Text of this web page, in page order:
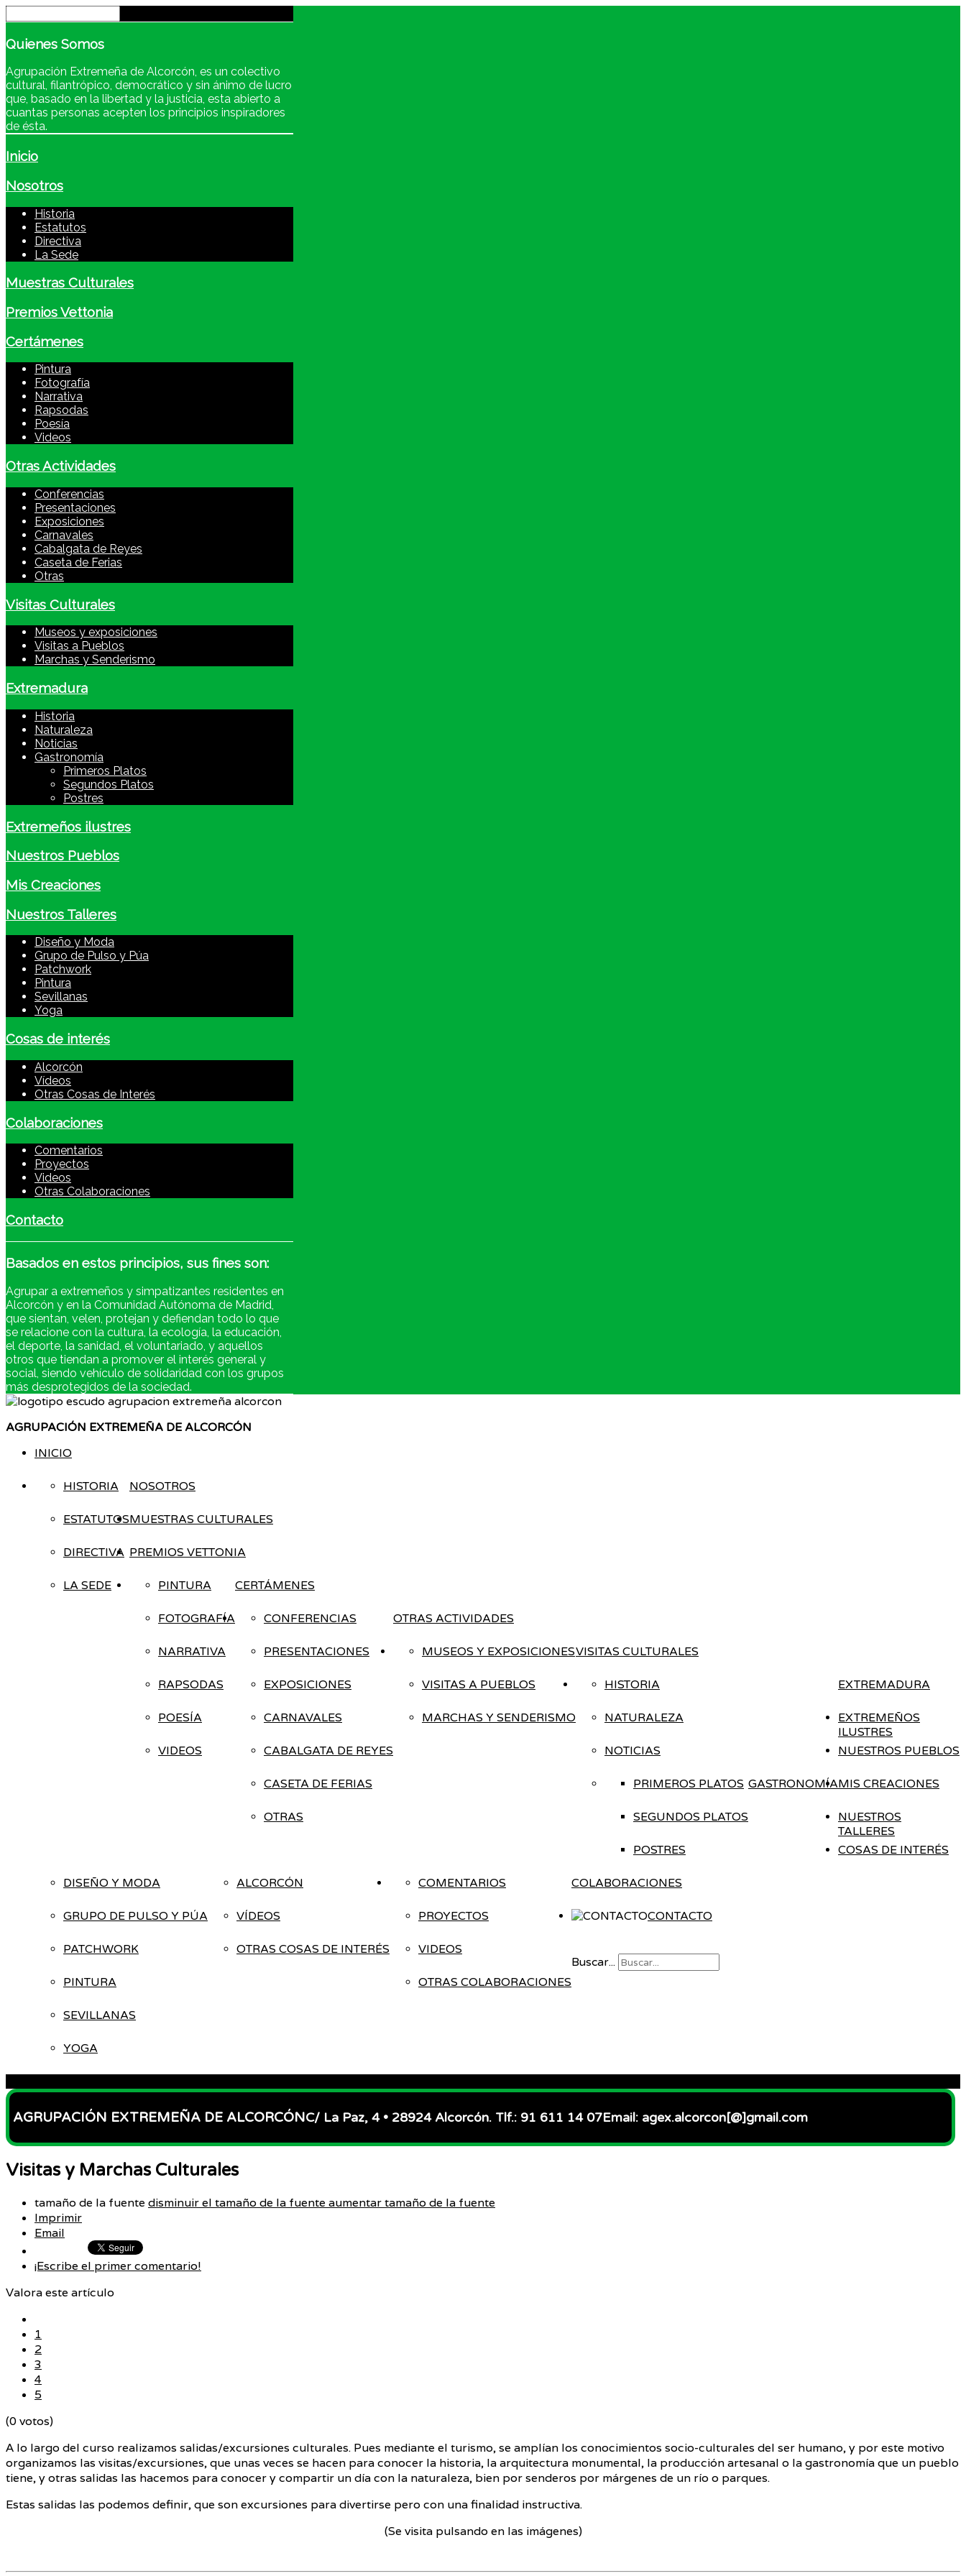
Quienes Somos
Agrupación Extremeña de Alcorcón, es un colectivo
cultural, filantrópico, democrático y sin ánimo de lucro
que, basado en la libertad y la justicia, esta abierto a
cuantas personas acepten los principios inspiradores
de ésta.
Inicio
Nosotros
Historia
Estatutos
Directiva
La Sede
Muestras Culturales
Premios Vettonia
Certámenes
Pintura
Fotografía
Narrativa
Rapsodas
Poesía
Videos
Otras Actividades
Conferencias
Presentaciones
Exposiciones
Carnavales
Cabalgata de Reyes
Caseta de Ferias
Otras
Visitas Culturales
Museos y exposiciones
Visitas a Pueblos
Marchas y Senderismo
Extremadura
Historia
Naturaleza
Noticias
Gastronomía
Primeros Platos
Segundos Platos
Postres
Extremeños ilustres
Nuestros Pueblos
Mis Creaciones
Nuestros Talleres
Diseño y Moda
Grupo de Pulso y Púa
Patchwork
Pintura
Sevillanas
Yoga
Cosas de interés
Alcorcón
Vídeos
Otras Cosas de Interés
Colaboraciones
Comentarios
Proyectos
Videos
Otras Colaboraciones
Contacto
Basados en estos principios, sus fines son:
Agrupar a extremeños y simpatizantes residentes en
Alcorcón y en la Comunidad Autónoma de Madrid,
que sientan, velen, protejan y defiendan todo lo que
se relacione con la cultura, la ecología, la educación,
el deporte, la sanidad, el voluntariado, y aquellos
otros que tiendan a promover el interés general y
social, siendo vehículo de solidaridad con los grupos
más desprotegidos de la sociedad.
AGRUPACIÓN EXTREMEÑA DE ALCORCÓN
INICIO
NOSOTROS
HISTORIA
ESTATUTOS
DIRECTIVA
LA SEDE
MUESTRAS CULTURALES
PREMIOS VETTONIA
CERTÁMENES
PINTURA
FOTOGRAFÍA
NARRATIVA
RAPSODAS
POESÍA
VIDEOS
OTRAS ACTIVIDADES
CONFERENCIAS
PRESENTACIONES
EXPOSICIONES
CARNAVALES
CABALGATA DE REYES
CASETA DE FERIAS
OTRAS
VISITAS CULTURALES
MUSEOS Y EXPOSICIONES
VISITAS A PUEBLOS
MARCHAS Y SENDERISMO
EXTREMADURA
HISTORIA
NATURALEZA
NOTICIAS
GASTRONOMÍA
PRIMEROS PLATOS
SEGUNDOS PLATOS
POSTRES
EXTREMEÑOS
ILUSTRES
NUESTROS PUEBLOS
MIS CREACIONES
NUESTROS
TALLERES
DISEÑO Y MODA
GRUPO DE PULSO Y PÚA
PATCHWORK
PINTURA
SEVILLANAS
YOGA
COSAS DE INTERÉS
ALCORCÓN
VÍDEOS
OTRAS COSAS DE INTERÉS
COLABORACIONES
COMENTARIOS
PROYECTOS
VIDEOS
OTRAS COLABORACIONES
CONTACTO
Buscar...
AGRUPACIÓN EXTREMEÑA DE ALCORCÓNC/ La Paz, 4 • 28924 Alcorcón. Tlf.: 91 611 14 07Email: agex.alcorcon[@]gmail.com
Visitas y Marchas Culturales
tamaño de la fuente disminuir el tamaño de la fuente aumentar tamaño de la fuente
Imprimir
Email
¡Escribe el primer comentario!
Valora este artículo
1
2
3
4
5
(0 votos)
A lo largo del curso realizamos salidas/excursiones culturales. Pues mediante el turismo, se amplían los conocimientos socio-culturales del ser humano, y por este motivo
organizamos las visitas/excursiones, que unas veces se hacen para conocer la historia, la arquitectura monumental, la producción artesanal o la gastronomía que un pueblo
tiene, y otras salidas las hacemos para conocer y compartir un día con la naturaleza, bien por senderos por márgenes de un río o parques.
Estas salidas las podemos definir, que son excursiones para divertirse pero con una finalidad instructiva.
(Se visita pulsando en las imágenes)